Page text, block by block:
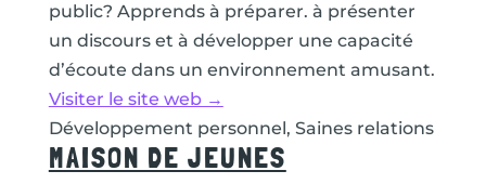
public? Apprends à préparer. à présenter
un discours et à développer une capacité
d’écoute dans un environnement amusant.
Visiter le site web →
Développement personnel, Saines relations
MAISON DE JEUNES